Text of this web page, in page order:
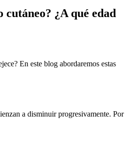
¿A qué edad
En este blog abordaremos estas
a disminuir progresivamente. Por